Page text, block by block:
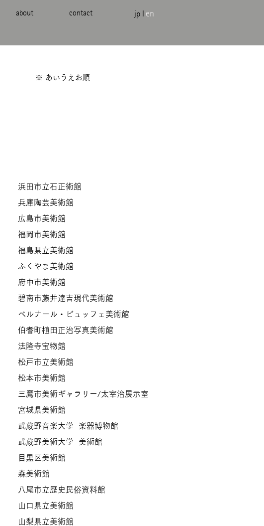
about contact jp en
​※ あいうえお順
​浜田市立石正術館
兵庫陶芸美術館
広島市美術館
福岡市美術館
福島県立美術館
​ふくやま美術館
府中市美術館
碧南市藤井達吉現代美術館
ベルナール・ビュッフェ美術館
伯耆町植田正治写真美術館
法隆寺宝物館
松戸市立美術館
松本市美術館
三鷹市美術ギャラリー/太宰治展示室
宮城県美術館
武蔵野音楽大学 楽器博物館
武蔵野美術大学 美術館
目黒区美術館
​森美術館
八尾市立歴史民俗資料館
山口県立美術館
山梨県立美術館